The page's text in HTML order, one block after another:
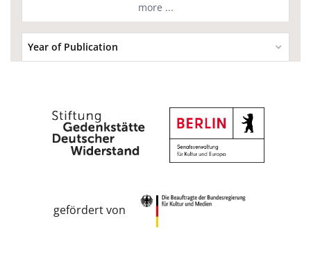
more ...
Year of Publication
gefördert von